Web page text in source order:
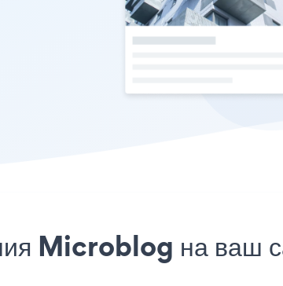
Microblog на ваш